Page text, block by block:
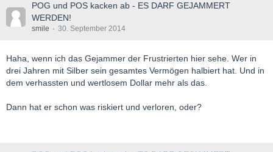
POG und POS kacken ab - ES DARF GEJAMMERT
WERDEN!
smile 30. September 2014
Haha, wenn ich das Gejammer der Frustrierten hier sehe. Wer in
drei Jahren mit Silber sein gesamtes Vermögen halbiert hat. Und in
dem verhassten und wertlosem Dollar mehr als das.
Dann hat er schon was riskiert und verloren, oder?